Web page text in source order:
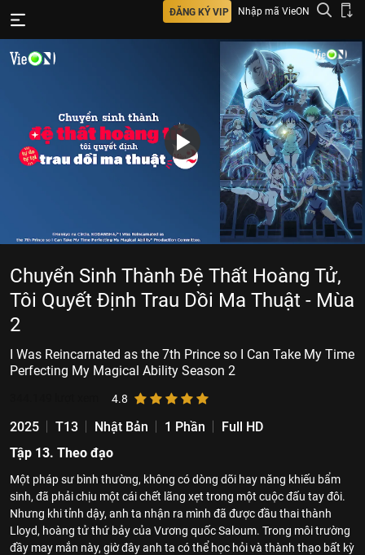
ĐĂNG KÝ VIP Nhập mã VieON
Chuyển Sinh Thành Đệ Thất Hoàng Tử,
Tôi Quyết Định Trau Dồi Ma Thuật - Mùa
2
I Was Reincarnated as the 7th Prince so I Can Take My Time
Perfecting My Magical Ability Season 2
4.8
2025 T13 Nhật Bản 1 Phần
Full HD
Tập 13. Theo đạo
Một pháp sư bình thường, không có dòng dõi hay năng khiếu bẩm
sinh, đã phải chịu một cái chết lãng xẹt trong một cuộc đấu tay đôi.
Nhưng khi tỉnh dậy, anh ta nhận ra mình đã được đầu thai thành
Lloyd, hoàng tử thứ bảy của Vương quốc Saloum. Trong môi trường
đầy may mắn này, giờ đây anh ta có thể học hỏi và thành thạo bất kỳ